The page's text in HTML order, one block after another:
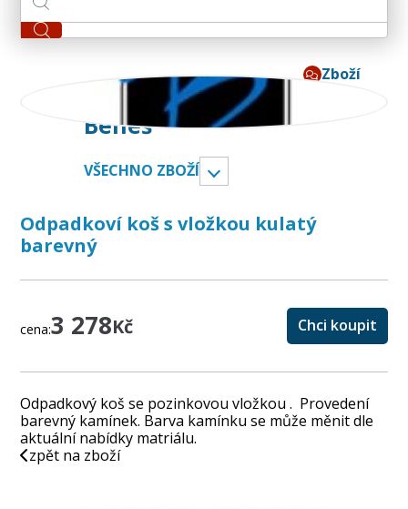
Zboží
B.NETON - Miroslav
Beneš
VŠECHNO ZBOŽÍ
Odpadkoví koš s vložkou kulatý
barevný
cena:3 278Kč Chci koupit
Odpadkový koš se pozinkovou vložkou . Provedení
barevný kamínek. Barva kamínku se může měnit dle
aktuální nabídky matriálu.
zpět na zboží